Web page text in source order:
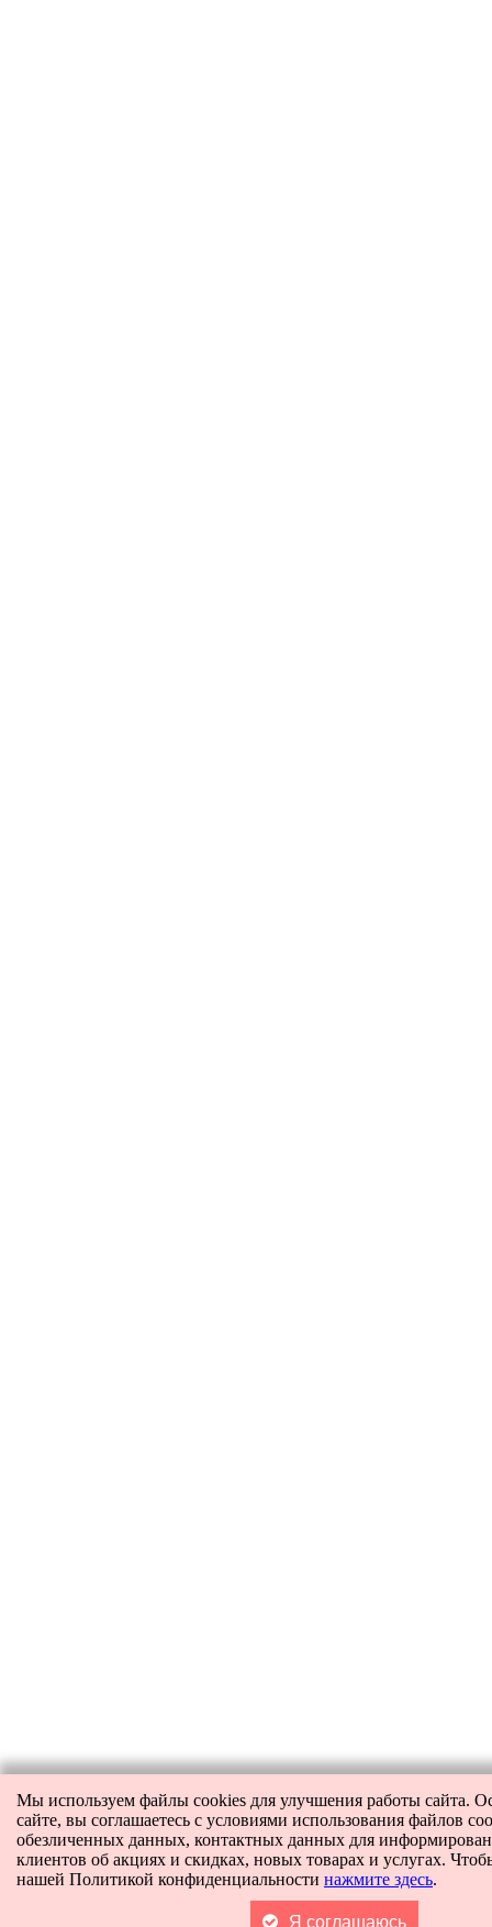
Мы используем файлы cookies для улучшения работы сайта.
сайте, вы соглашаетесь с условиями использования файлов
обезличенных данных, контактных данных для
клиентов об акциях и скидках, новых товарах и услугах.
нашей Политикой конфиденциальности нажмите здесь.
Я соглашаюсь